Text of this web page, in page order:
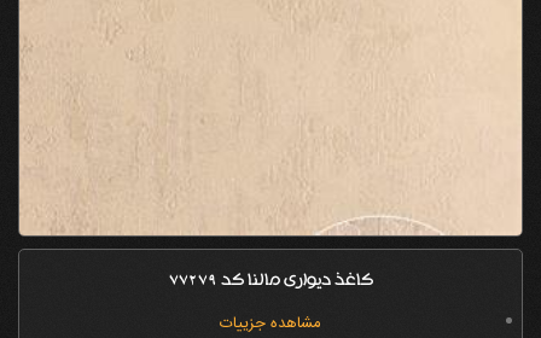
کاغذ دیواری مالنا کد 77279
مشاهده جزییات